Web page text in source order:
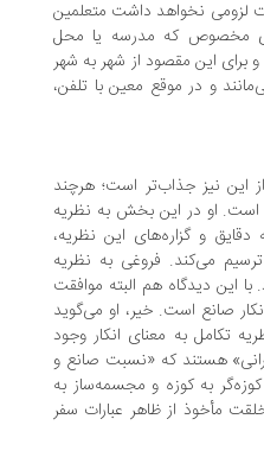
نخواهد داشت متعلمین
که مدرسه یا محل
مقصود از شهر به شهر
در موقع معین با تلفن،
جذاب‌تر است؛ هرچند
در این بخش به نظریه
گزاره‌های این نظریه،
فروغی به نظریه
دیدگاه هم البته موافقت
است. خیر، او می‌گوید
به معنای انکار وجود
که «نسبت صانع و
کوزه و مجسمه‌ساز به
از ظاهر عبارات سفر